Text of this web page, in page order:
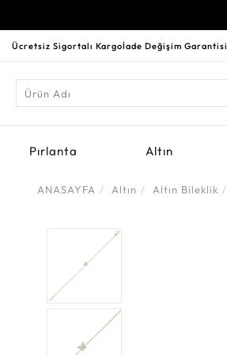
Ücretsiz Sigortalı Kargoİade Değişim Garantisi
Pırlanta Altın
ANASAYFA Altın Altın Bileklik